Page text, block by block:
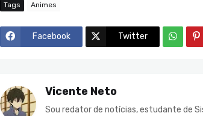
Tags Animes
Facebook Twitter
Vicente Neto
Sou redator de notícias, estudante de